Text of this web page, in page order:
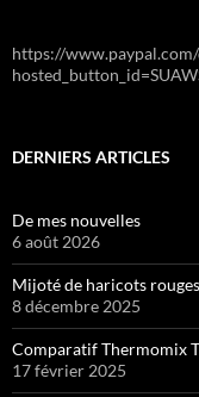
https://
DERNIERS ARTICLES
De mes nouvelles
6 août 2026
Mijoté de haricots
8 décembre 2025
Comparatif Thermomix
17 février 2025